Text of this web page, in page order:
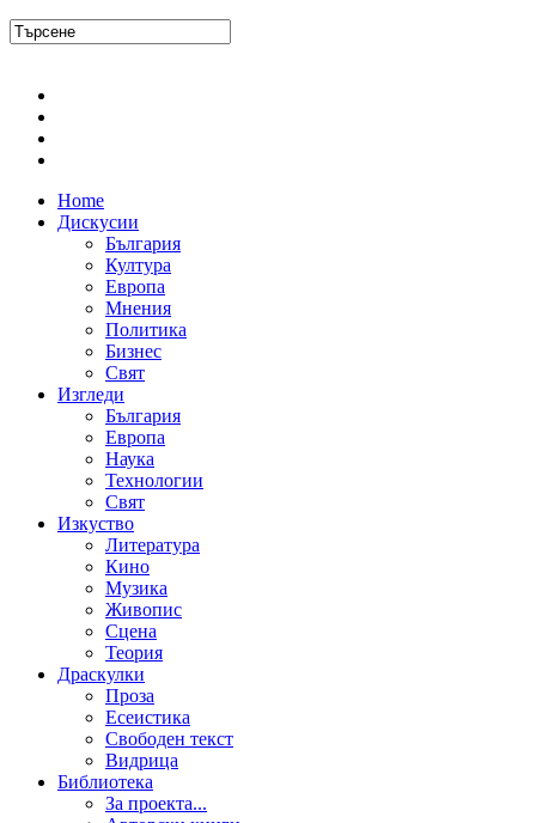
Home
Дискусии
България
Култура
Европа
Мнения
Политика
Бизнес
Свят
Изгледи
България
Европа
Наука
Технологии
Свят
Изкуство
Литература
Кино
Музика
Живопис
Сцена
Теория
Драскулки
Проза
Есеистика
Свободен текст
Видрица
Библиотека
За проекта...